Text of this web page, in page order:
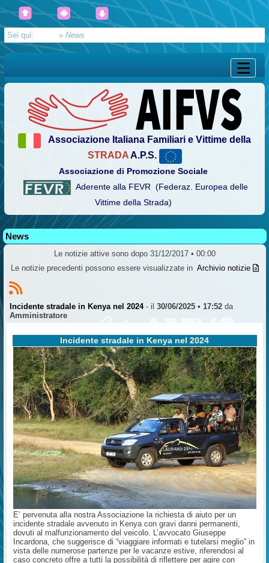
Sei qui: » News
Associazione Italiana Familiari e Vittime della
STRADAA.P.S.
Associazione di Promozione Sociale
Aderente alla FEVR (Federaz. Europea delle
Vittime della Strada)
News
Le notizie attive sono dopo 31/12/2017 • 00:00
Le notizie precedenti possono essere visualizzate in Archivio notizie
Incidente stradale in Kenya nel 2024 - il 30/06/2025 • 17:52da
Amministratore
Incidente stradale in Kenya nel 2024
E’ pervenuta alla nostra Associazione la richiesta di aiuto per un
incidente stradale avvenuto in Kenya con gravi danni permanenti,
dovuti al malfunzionamento del veicolo. L’avvocato Giuseppe
Incardona, che suggerisce di “viaggiare informati e tutelarsi meglio” in
vista delle numerose partenze per le vacanze estive, riferendosi al
caso concreto offre a tutti la possibilità di riflettere per agire con